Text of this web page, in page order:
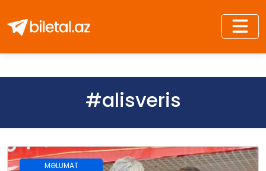
#alisveris
MƏLUMAT